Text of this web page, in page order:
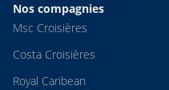
Nos compagnies
Msc Croisières
Costa Croisières
Royal Caribean